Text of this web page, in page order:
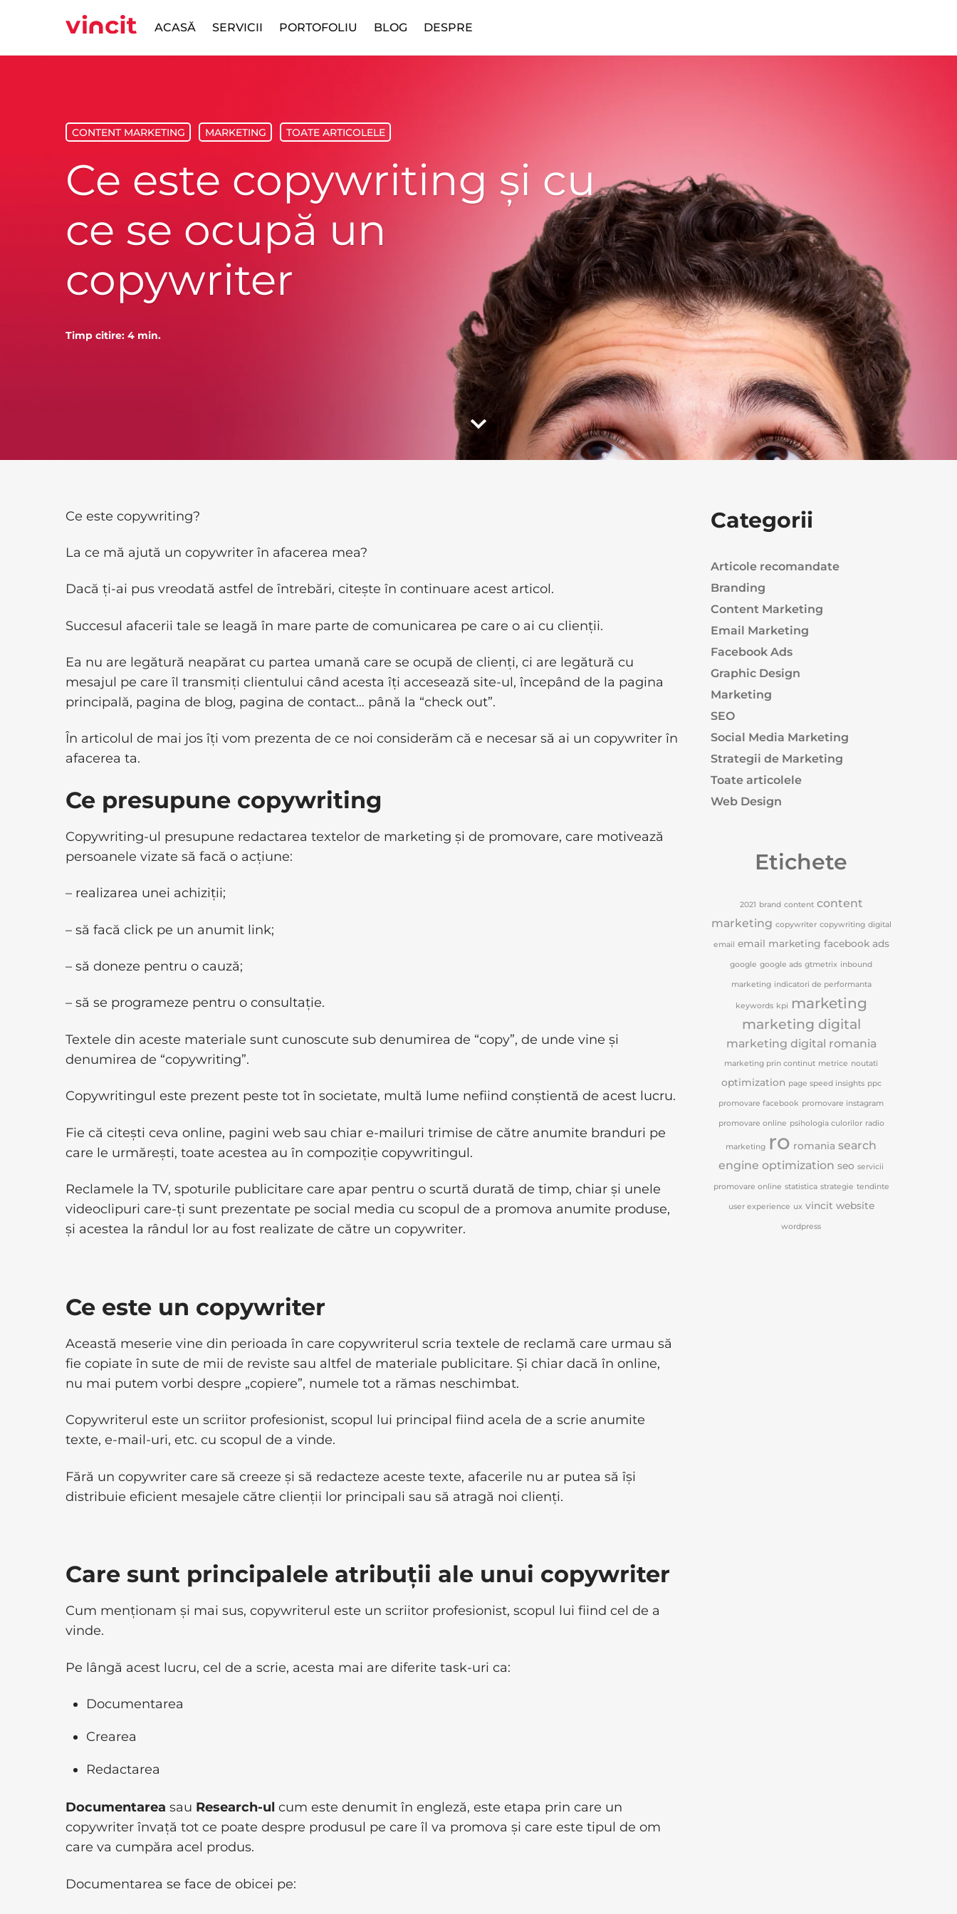
ACASĂ SERVICII PORTOFOLIU BLOG DESPRE
CONTENT MARKETING MARKETING TOATE ARTICOLELE
Ce este copywriting și cu
ce se ocupă un
copywriter
Timp citire:
Ce este copywriting?
La ce mă ajută un copywriter în afacerea mea?
Dacă ți-ai pus vreodată astfel de întrebări, citește în continuare acest articol.
Succesul afacerii tale se leagă în mare parte de comunicarea pe care o ai cu clienții.
Ea nu are legătură neapărat cu partea umană care se ocupă de clienți, ci are legătură cu
mesajul pe care îl transmiți clientului când acesta îți accesează site-ul, începând de la pagina
principală, pagina de blog, pagina de contact… până la “check out”.
În articolul de mai jos îți vom prezenta de ce noi considerăm că e necesar să ai un copywriter în
afacerea ta.
Ce presupune copywriting
Copywriting-ul presupune redactarea textelor de marketing și de promovare, care motivează
persoanele vizate să facă o acțiune:
– realizarea unei achiziții;
– să facă click pe un anumit link;
– să doneze pentru o cauză;
– să se programeze pentru o consultație.
Textele din aceste materiale sunt cunoscute sub denumirea de “copy”, de unde vine și
denumirea de “copywriting”.
Copywritingul este prezent peste tot în societate, multă lume nefiind conștientă de acest lucru.
Fie că citești ceva online, pagini web sau chiar e-mailuri trimise de către anumite branduri pe
care le urmărești, toate acestea au în compoziție copywritingul.
Reclamele la TV, spoturile publicitare care apar pentru o scurtă durată de timp, chiar și unele
videoclipuri care-ți sunt prezentate pe social media cu scopul de a promova anumite produse,
și acestea la rândul lor au fost realizate de către un copywriter.
Ce este un copywriter
Această meserie vine din perioada în care copywriterul scria textele de reclamă care urmau să
fie copiate în sute de mii de reviste sau altfel de materiale publicitare. Și chiar dacă în online,
nu mai putem vorbi despre „copiere”, numele tot a rămas neschimbat.
Copywriterul este un scriitor profesionist, scopul lui principal fiind acela de a scrie anumite
texte, e-mail-uri, etc. cu scopul de a vinde.
Fără un copywriter care să creeze și să redacteze aceste texte, afacerile nu ar putea să își
distribuie eficient mesajele către clienții lor principali sau să atragă noi clienți.
Care sunt principalele atribuții ale unui copywriter
Cum menționam și mai sus, copywriterul este un scriitor profesionist, scopul lui fiind cel de a
vinde.
Pe lângă acest lucru, cel de a scrie, acesta mai are diferite task-uri ca:
Documentarea
Crearea
Redactarea
Documentarea sau Research-ul cum este denumit în engleză, este etapa prin care un
copywriter învață tot ce poate despre produsul pe care îl va promova și care este tipul de om
care va cumpăra acel produs.
Documentarea se face de obicei pe:
Categorii
Articole recomandate
Branding
Content Marketing
Email Marketing
Facebook Ads
Graphic Design
Marketing
SEO
Social Media Marketing
Strategii de Marketing
Toate articolele
Web Design
Etichete
2021 brand content content
marketing copywriter copywriting digital
email email marketing facebook ads
google google ads gtmetrix inbound
marketing indicatori de performanta
keywords kpi marketing
marketing digital
marketing digital romania
marketing prin continut metrice noutati
optimization page speed insights ppc
promovare facebook promovare instagram
promovare online psihologia culorilor radio
marketing ro romania search
engine optimization seo servicii
promovare online statistica strategie tendinte
user experience ux vincit website
wordpress